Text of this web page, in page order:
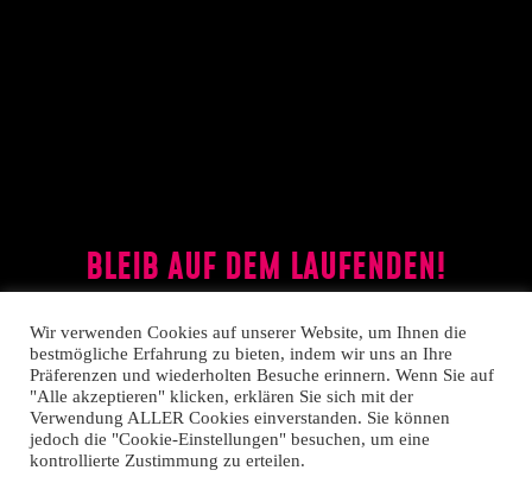
BLEIB AUF DEM LAUFENDEN!
Produktionen, Neuigkeiten und spannende
Kooperationsprojekte.
E-Mail-Adresse:
Wir verwenden Cookies auf unserer Website, um Ihnen die
bestmögliche Erfahrung zu bieten, indem wir uns an Ihre
Präferenzen und wiederholten Besuche erinnern. Wenn Sie auf
"Alle akzeptieren" klicken, erklären Sie sich mit der
Verwendung ALLER Cookies einverstanden. Sie können
jedoch die "Cookie-Einstellungen" besuchen, um eine
kontrollierte Zustimmung zu erteilen.